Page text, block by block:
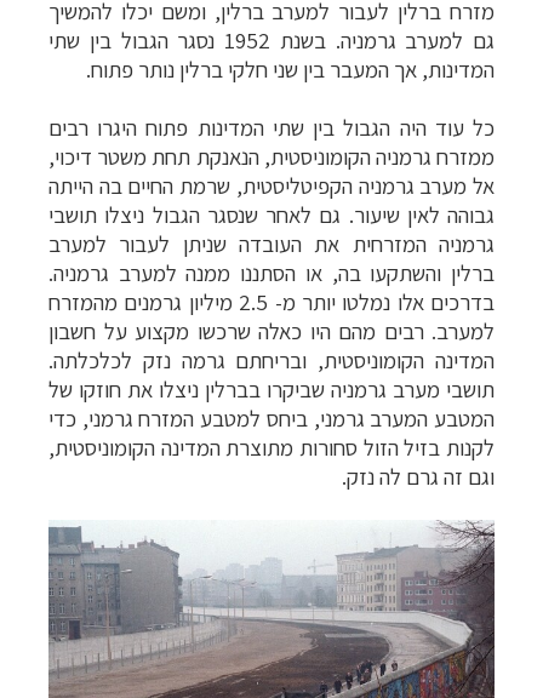
מזרח ברלין לעבור למערב ברלין, ומשם יכלו להמשיך
גם למערב גרמניה. בשנת 1952 נסגר הגבול בין שתי
המדינות, אך המעבר בין שני חלקי ברלין נותר פתוח.
כל עוד היה הגבול בין שתי המדינות פתוח היגרו רבים
ממזרח גרמניה הקומוניסטית, הנאנקת תחת משטר דיכוי,
אל מערב גרמניה הקפיטליסטית, שרמת החיים בה הייתה
גבוהה לאין שיעור. גם לאחר שנסגר הגבול ניצלו תושבי
גרמניה המזרחית את העובדה שניתן לעבור למערב
ברלין והשתקעו בה, או הסתננו ממנה למערב גרמניה.
בדרכים אלו נמלטו יותר מ- 2.5 מיליון גרמנים מהמזרח
למערב. רבים מהם היו כאלה שרכשו מקצוע על חשבון
המדינה הקומוניסטית, ובריחתם גרמה נזק לכלכלתה.
תושבי מערב גרמניה שביקרו בברלין ניצלו את חוזקו של
המטבע המערב גרמני, ביחס למטבע המזרח גרמני, כדי
לקנות בזיל הזול סחורות מתוצרת המדינה הקומוניסטית,
וגם זה גרם לה נזק.